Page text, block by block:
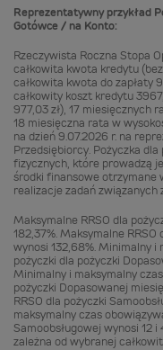
Reprezentatywny przykład
Gotówce / na Konto:
Rzeczywista Roczna Stopa
całkowita kwota kredytu
całkowita kwota do zapłaty
całkowity koszt kredytu
977,03 zł), 17 miesięcznych
18 miesięczna rata w
na dzień 9.07.2026 r. na
Przedsiębiorcy. Pożyczka
fizycznych, które prowadzą
środki finansowe otrzymane
realizacje zadań związanych
Maksymalne RRSO dla
182,37%. Maksymalne
wynosi 132,68%. Minimalny
pożyczki dla pożyczki
Minimalny i maksymalny
pożyczki Dopasowanej
RRSO dla pożyczki
maksymalny czas
Samoobsługowej wynosi 12
zależna od wybranej